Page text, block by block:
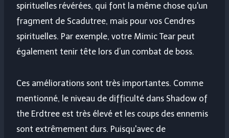
spirituelles révérées, qui font la même chose qu'un
fragment de Scadutree, mais pour vos Cendres
spirituelles. Par exemple, votre Mimic Tear peut
également tenir tête lors d’un combat de boss.
Ces améliorations sont très importantes. Comme
mentionné, le niveau de difficulté dans Shadow of
the Erdtree est très élevé et les coups des ennemis
sont extrêmement durs. Puisqu'avec de